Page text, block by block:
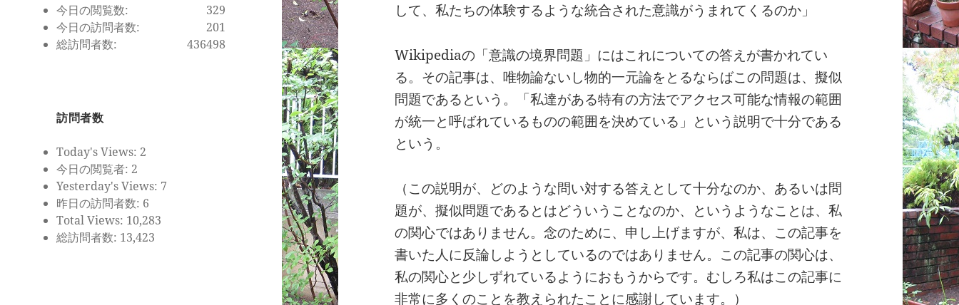
329
今日の閲覧数:
201
今日の訪問者数:
436498
総訪問者数:
訪問者数
Today's Views:2
今日の閲覧者:2
Yesterday's Views: 7
昨日の訪問者数: 6
Total Views: 10,283
総訪問者数: 13,423
して、私たちの体験するような統合された意識がうまれてくるのか」
Wikipediaの「意識の境界問題」にはこれについての答えが書かれてい
る。その記事は、唯物論ないし物的一元論をとるならばこの問題は、擬似
問題であるという。「私達がある特有の方法でアクセス可能な情報の範囲
が統一と呼ばれているものの範囲を決めている」という説明で十分である
という。
（この説明が、どのような問い対する答えとして十分なのか、あるいは問
題が、擬似問題であるとはどういうことなのか、というようなことは、私
の関心ではありません。念のために、申し上げますが、私は、この記事を
書いた人に反論しようとしているのではありません。この記事の関心は、
私の関心と少しずれているようにおもうからです。むしろ私はこの記事に
非常に多くのことを教えられたことに感謝しています。）